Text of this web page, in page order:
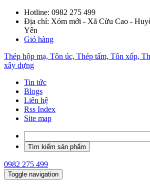
Hotline: 0982 275 499
Địa chỉ: Xóm mới - Xã Cửu Cao -
Yên
Giỏ hàng
Thép hộp mạ, Tôn úc, Thép tấm, Tôn xốp,
xây dựng
Tin tức
Blogs
Liên hệ
Rss Index
Site map
0982 275 499
Toggle navigation